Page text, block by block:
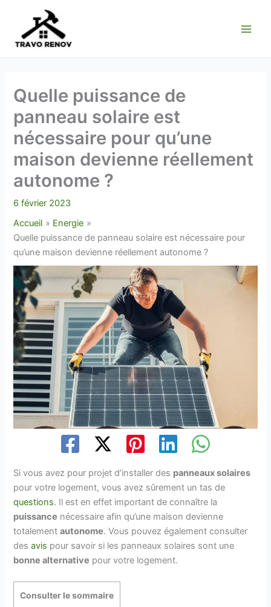
contenu
Quelle puissance de
panneau solaire est
nécessaire pour qu’une
maison devienne réellement
autonome ?
6 février 2023
Accueil
Energie
Quelle puissance de panneau solaire est nécessaire pour
qu’une maison devienne réellement autonome ?
Si vous avez pour projet d’installer des panneaux solaires
pour votre logement, vous avez sûrement un tas de
questions. Il est en effet important de connaître la
puissance nécessaire afin qu’une maison devienne
totalementautonome. Vous pouvez également consulter
desavis pour savoir si les panneaux solaires sont une
bonne alternative pour votre logement.
Consulter le sommaire